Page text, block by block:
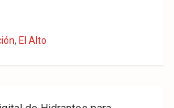
, El Alto